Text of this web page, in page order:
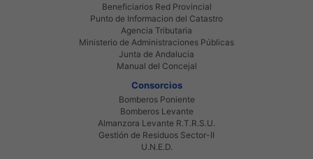
Beneficiarios Red Provincial
Punto de Informacion del Catastro
Agencia Tributaria
Ministerio de Administraciones Públicas
Junta de Andalucia
Manual del Concejal
Consorcios
Bomberos Poniente
Bomberos Levante
Almanzora Levante R.T.R.S.U.
Gestión de Residuos Sector-II
U.N.E.D.